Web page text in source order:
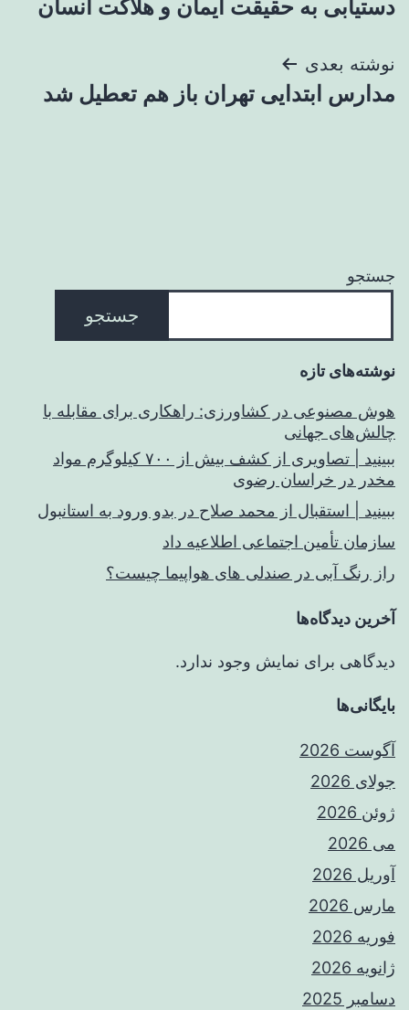
نوشته
دستیابی به حقیقت ایمان و هلاکت انسان
نوشته بعدی
مدارس ابتدایی تهران باز هم تعطیل شد
جستجو
جستجو
نوشته‌های تازه
هوش مصنوعی در کشاورزی: راهکاری برای مقابله با
چالش‌های جهانی
ببینید | تصاویری از کشف بیش از ۷۰۰ کیلوگرم مواد
مخدر در خراسان رضوی
ببینید | استقبال از محمد صلاح در بدو ورود به استانبول
سازمان تأمین اجتماعی اطلاعیه داد
راز رنگ آبی در صندلی های هواپیما چیست؟
آخرین دیدگاه‌ها
دیدگاهی برای نمایش وجود ندارد.
بایگانی‌ها
آگوست 2026
جولای 2026
ژوئن 2026
می 2026
آوریل 2026
مارس 2026
فوریه 2026
ژانویه 2026
دسامبر 2025